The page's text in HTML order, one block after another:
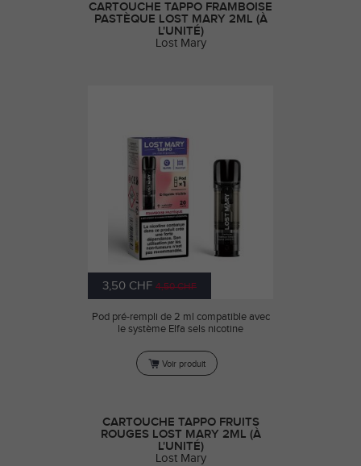
CARTOUCHE TAPPO FRAMBOISE
PASTÈQUE LOST MARY 2ML (À
L'UNITÉ)
Lost Mary
3,50 CHF 4,50 CHF
Pod pré-rempli de 2 ml compatible avec
le système Elfa sels nicotine
Voir produit
CARTOUCHE TAPPO FRUITS
ROUGES LOST MARY 2ML (À
L'UNITÉ)
Lost Mary